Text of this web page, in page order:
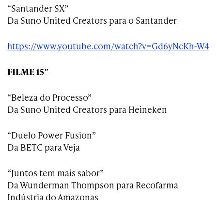
“Santander SX”
Da Suno United Creators para o Santander
https://www.youtube.com/watch?v=Gd6yNcKh-W4
FILME 15″
“Beleza do Processo”
Da Suno United Creators para Heineken
“Duelo Power Fusion”
Da BETC para Veja
“Juntos tem mais sabor”
Da Wunderman Thompson para Recofarma
Indústria do Amazonas